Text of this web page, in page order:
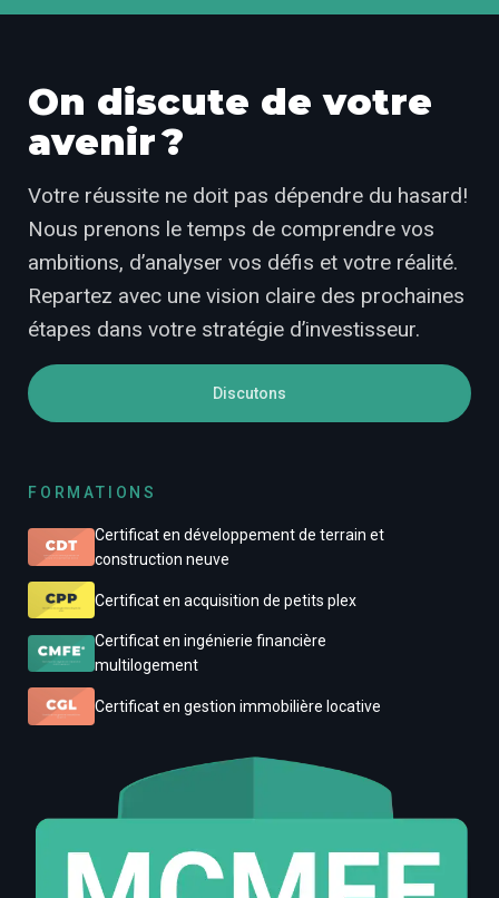
On discute de votre
avenir ?
Votre réussite ne doit pas dépendre du hasard!
Nous prenons le temps de comprendre vos
ambitions, d’analyser vos défis et votre réalité.
Repartez avec une vision claire des prochaines
étapes dans votre stratégie d’investisseur.
Discutons
FORMATIONS
Certificat en développement de terrain et
construction neuve
Certificat en acquisition de petits plex
Certificat en ingénierie financière
multilogement
Certificat en gestion immobilière locative